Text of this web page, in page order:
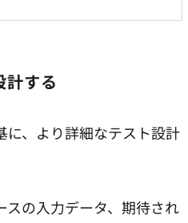
計する
、より詳細なテスト設計
の入力データ、期待され